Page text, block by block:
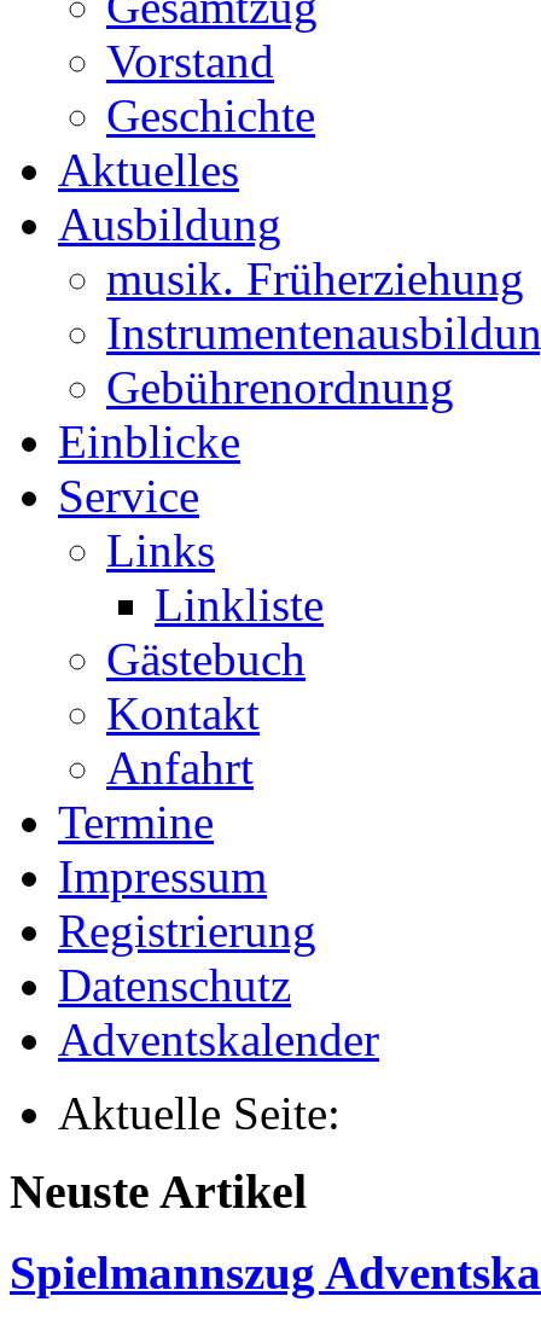
Vorstand
Geschichte
Aktuelles
Ausbildung
musik. Früherziehung
Gebührenordnung
Einblicke
Service
Links
Linkliste
Gästebuch
Kontakt
Anfahrt
Termine
Impressum
Registrierung
Datenschutz
Adventskalender
Aktuelle Seite:
Neuste Artikel
Spielmannszug